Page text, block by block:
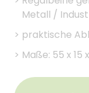
Metall /
> praktische
> Maße: 55 x 15